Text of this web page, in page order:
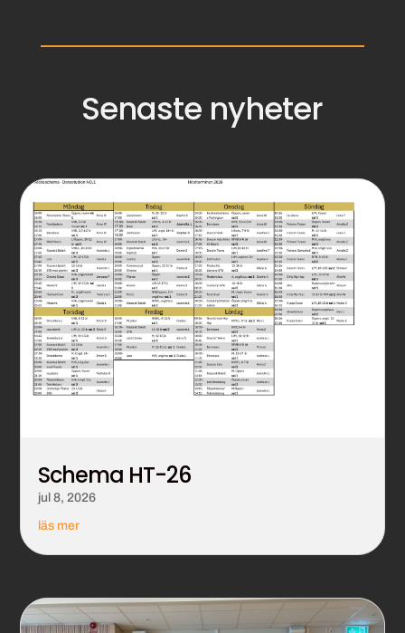
Senaste nyheter
Schema HT-26
jul 8, 2026
läs mer